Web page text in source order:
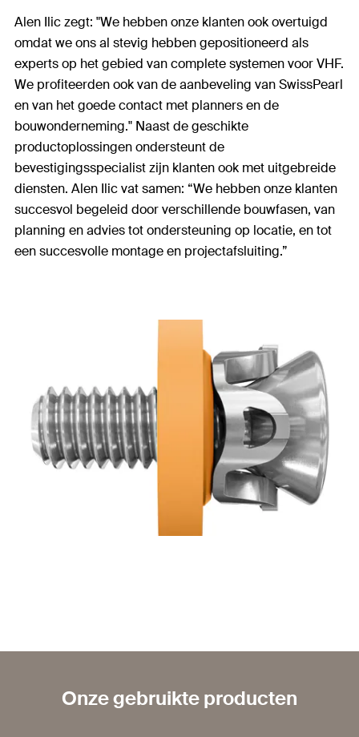
Alen Ilic zegt: "We hebben onze klanten ook overtuigd
omdat we ons al stevig hebben gepositioneerd als
experts op het gebied van complete systemen voor VHF.
We profiteerden ook van de aanbeveling van SwissPearl
en van het goede contact met planners en de
bouwonderneming." Naast de geschikte
productoplossingen ondersteunt de
bevestigingsspecialist zijn klanten ook met uitgebreide
diensten. Alen Ilic vat samen: “We hebben onze klanten
succesvol begeleid door verschillende bouwfasen, van
planning en advies tot ondersteuning op locatie, en tot
een succesvolle montage en projectafsluiting.”
Onze gebruikte producten